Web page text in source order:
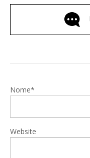
Nome*
Website